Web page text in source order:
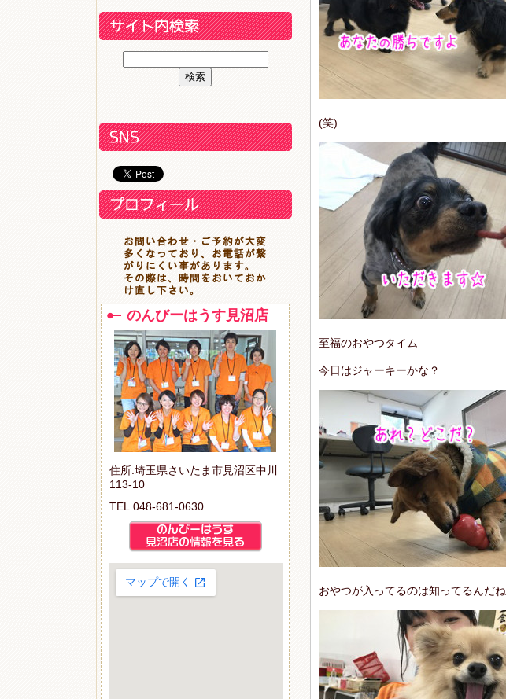
のんびーはうす見沼店
住所.埼玉県さいたま市見沼区中川
113-10
TEL.048-681-0630
(笑)
至福のおやつタイム
今日はジャーキーかな？
おやつが入ってるのは知ってるんだね